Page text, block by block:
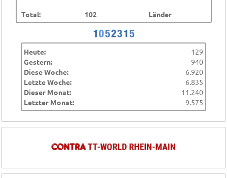
Total: 102 Länder
Heute:
129
Gestern:
940
Diese Woche:
6.920
Letzte Woche:
6.835
Dieser Monat:
11.240
Letzter Monat:
9.575